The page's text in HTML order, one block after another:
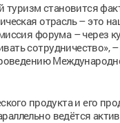
туризм становится
отрасль – это
форума – через
сотрудничество»,
продукта и его
ведётся